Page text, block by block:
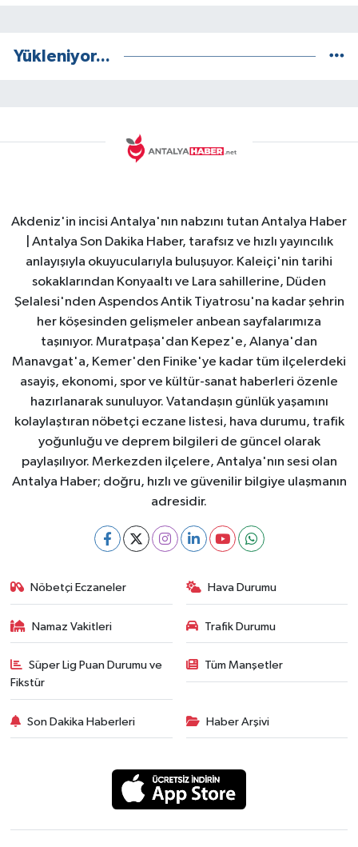
Yükleniyor...
Akdeniz'in incisi Antalya'nın nabzını tutan Antalya Haber
| Antalya Son Dakika Haber, tarafsız ve hızlı yayıncılık
anlayışıyla okuyucularıyla buluşuyor. Kaleiçi'nin tarihi
sokaklarından Konyaaltı ve Lara sahillerine, Düden
Şelalesi'nden Aspendos Antik Tiyatrosu'na kadar şehrin
her köşesinden gelişmeler anbean sayfalarımıza
taşınıyor. Muratpaşa'dan Kepez'e, Alanya'dan
Manavgat'a, Kemer'den Finike'ye kadar tüm ilçelerdeki
asayiş, ekonomi, spor ve kültür-sanat haberleri özenle
hazırlanarak sunuluyor. Vatandaşın günlük yaşamını
kolaylaştıran nöbetçi eczane listesi, hava durumu, trafik
yoğunluğu ve deprem bilgileri de güncel olarak
paylaşılıyor. Merkezden ilçelere, Antalya'nın sesi olan
Antalya Haber; doğru, hızlı ve güvenilir bilgiye ulaşmanın
adresidir.
Nöbetçi Eczaneler Hava Durumu
Namaz Vakitleri Trafik Durumu
Süper Lig Puan Durumu ve
Fikstür
Tüm Manşetler
Son Dakika Haberleri Haber Arşivi